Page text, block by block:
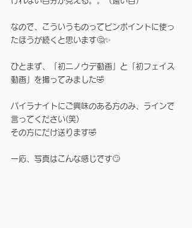
なので、こういうものってピンポイントに使っ
たほうが続くと思います🤔✨
ひとまず、「初ニノウデ動画」と「初フェイス
動画」を撮ってみました🤣
パイラナイトにご興味のある方のみ、ラインで
言ってください(笑)
その方にだけ送ります🤣
一応、写真はこんな感じです🙄